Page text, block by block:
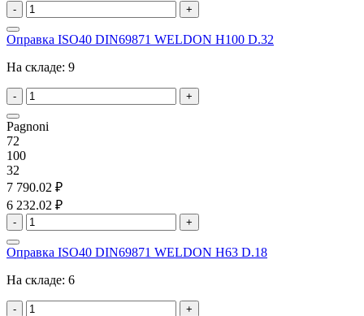
- +
Оправка ISO40 DIN69871 WELDON H100 D.32
На складе: 9
- +
Pagnoni
72
100
32
7 790.02 ₽
6 232.02 ₽
- +
Оправка ISO40 DIN69871 WELDON H63 D.18
На складе: 6
- +